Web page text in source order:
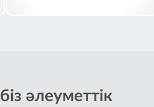
біз әлеуметтік